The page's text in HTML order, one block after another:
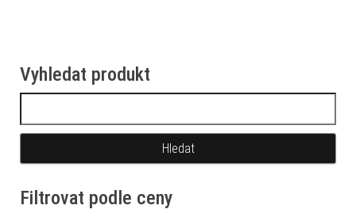
Vyhledat produkt
Filtrovat podle ceny